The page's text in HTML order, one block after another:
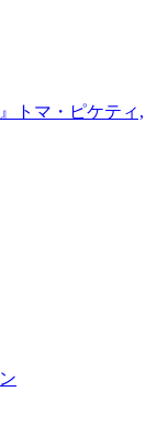
トマ・ピケティ,